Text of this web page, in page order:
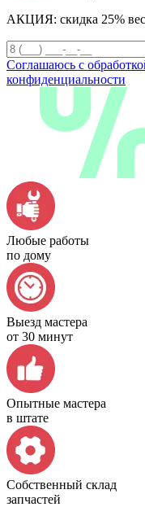
АКЦИЯ: скидка 25%
Соглашаюсь с
конфиденциальности
Любые работы
по дому
Выезд мастера
от 30 минут
Опытные мастера
в штате
Собственный склад
запчастей